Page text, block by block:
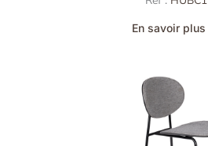
En savoir plus